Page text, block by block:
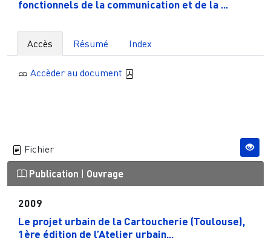
fonctionnels de la communication et de la ...
Accès Résumé Index
Accèder au document
Fichier
Publication Ouvrage
2009
Le projet urbain de la Cartoucherie (Toulouse),
1ère édition de l’Atelier urbain...